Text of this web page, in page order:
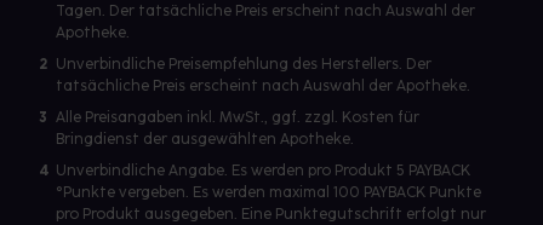
Tagen. Der tatsächliche Preis erscheint nach Auswahl der
Apotheke.
2 Unverbindliche Preisempfehlung des Herstellers. Der
tatsächliche Preis erscheint nach Auswahl der Apotheke.
3 Alle Preisangaben inkl. MwSt., ggf. zzgl. Kosten für
Bringdienst der ausgewählten Apotheke.
4 Unverbindliche Angabe. Es werden pro Produkt 5 PAYBACK
°Punkte vergeben. Es werden maximal 100 PAYBACK Punkte
pro Produkt ausgegeben. Eine Punktegutschrift erfolgt nur